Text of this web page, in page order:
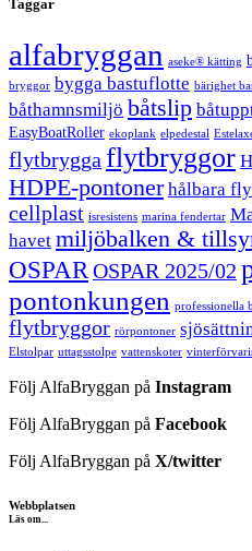
Taggar
alfabryggan aseke® kätting
bryggor bygga bastuflotte bärighet
båthamnsmiljö båtslip
EasyBoatRoller ekoplank elpedestal
flytbrygga flytbryggor
HDPE-pontoner hålbara
cellplast isresistens marina fendertar
havet miljöbalken &
OSPAR OSPAR 2025/02
pontonkungen professionella
flytbryggor rörpontoner
Elstolpar uttagsstolpe vattenskoter
Följ AlfaBryggan på Instagram
Följ AlfaBryggan på Facebook
Följ AlfaBryggan på X/twitter
Webbplatsen
Läs om...